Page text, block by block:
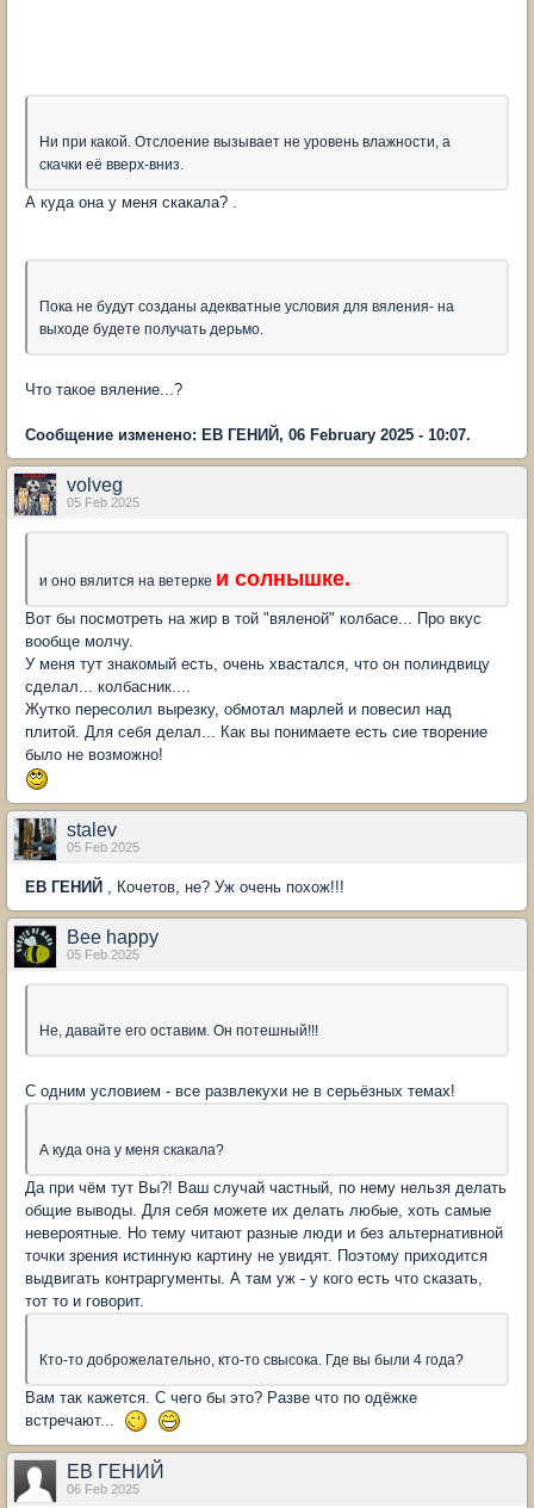
Ни при какой. Отслоение вызывает не уровень влажности, а
скачки её вверх-вниз.
А куда она у меня скакала? .
Пока не будут созданы адекватные условия для вяления- на
выходе будете получать дерьмо.
Что такое вяление...?
Сообщение изменено: ЕВ ГЕНИЙ, 06 February 2025 - 10:07.
volveg
05 Feb 2025
и оно вялится на ветерке и солнышке.
Вот бы посмотреть на жир в той "вяленой" колбасе... Про вкус
вообще молчу.
У меня тут знакомый есть, очень хвастался, что он полиндвицу
сделал... колбасник....
Жутко пересолил вырезку, обмотал марлей и повесил над
плитой. Для себя делал... Как вы понимаете есть сие творение
было не возможно!
stalev
05 Feb 2025
ЕВ ГЕНИЙ , Кочетов, не? Уж очень похож!!!
Bee happy
05 Feb 2025
Не, давайте его оставим. Он потешный!!!
С одним условием - все развлекухи не в серьёзных темах!
А куда она у меня скакала?
Да при чём тут Вы?! Ваш случай частный, по нему нельзя делать
общие выводы. Для себя можете их делать любые, хоть самые
невероятные. Но тему читают разные люди и без альтернативной
точки зрения истинную картину не увидят. Поэтому приходится
выдвигать контраргументы. А там уж - у кого есть что сказать,
тот то и говорит.
Кто-то доброжелательно, кто-то свысока. Где вы были 4 года?
Вам так кажется. С чего бы это? Разве что по одёжке
встречают...
ЕВ ГЕНИЙ
06 Feb 2025